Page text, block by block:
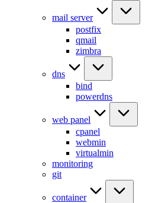
mail server
postfix
qmail
zimbra
dns
bind
powerdns
web panel
cpanel
webmin
virtualmin
monitoring
git
container